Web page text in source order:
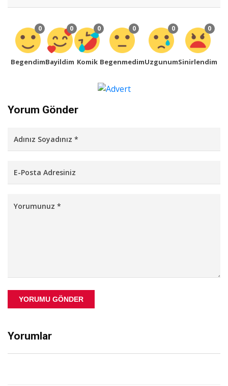
0
Begendim
0
Bayildim
0
Komik
0
Begenmedim
0
Uzgunum
0
Sinirlendim
Yorum Gönder
YORUMU GÖNDER
Yorumlar